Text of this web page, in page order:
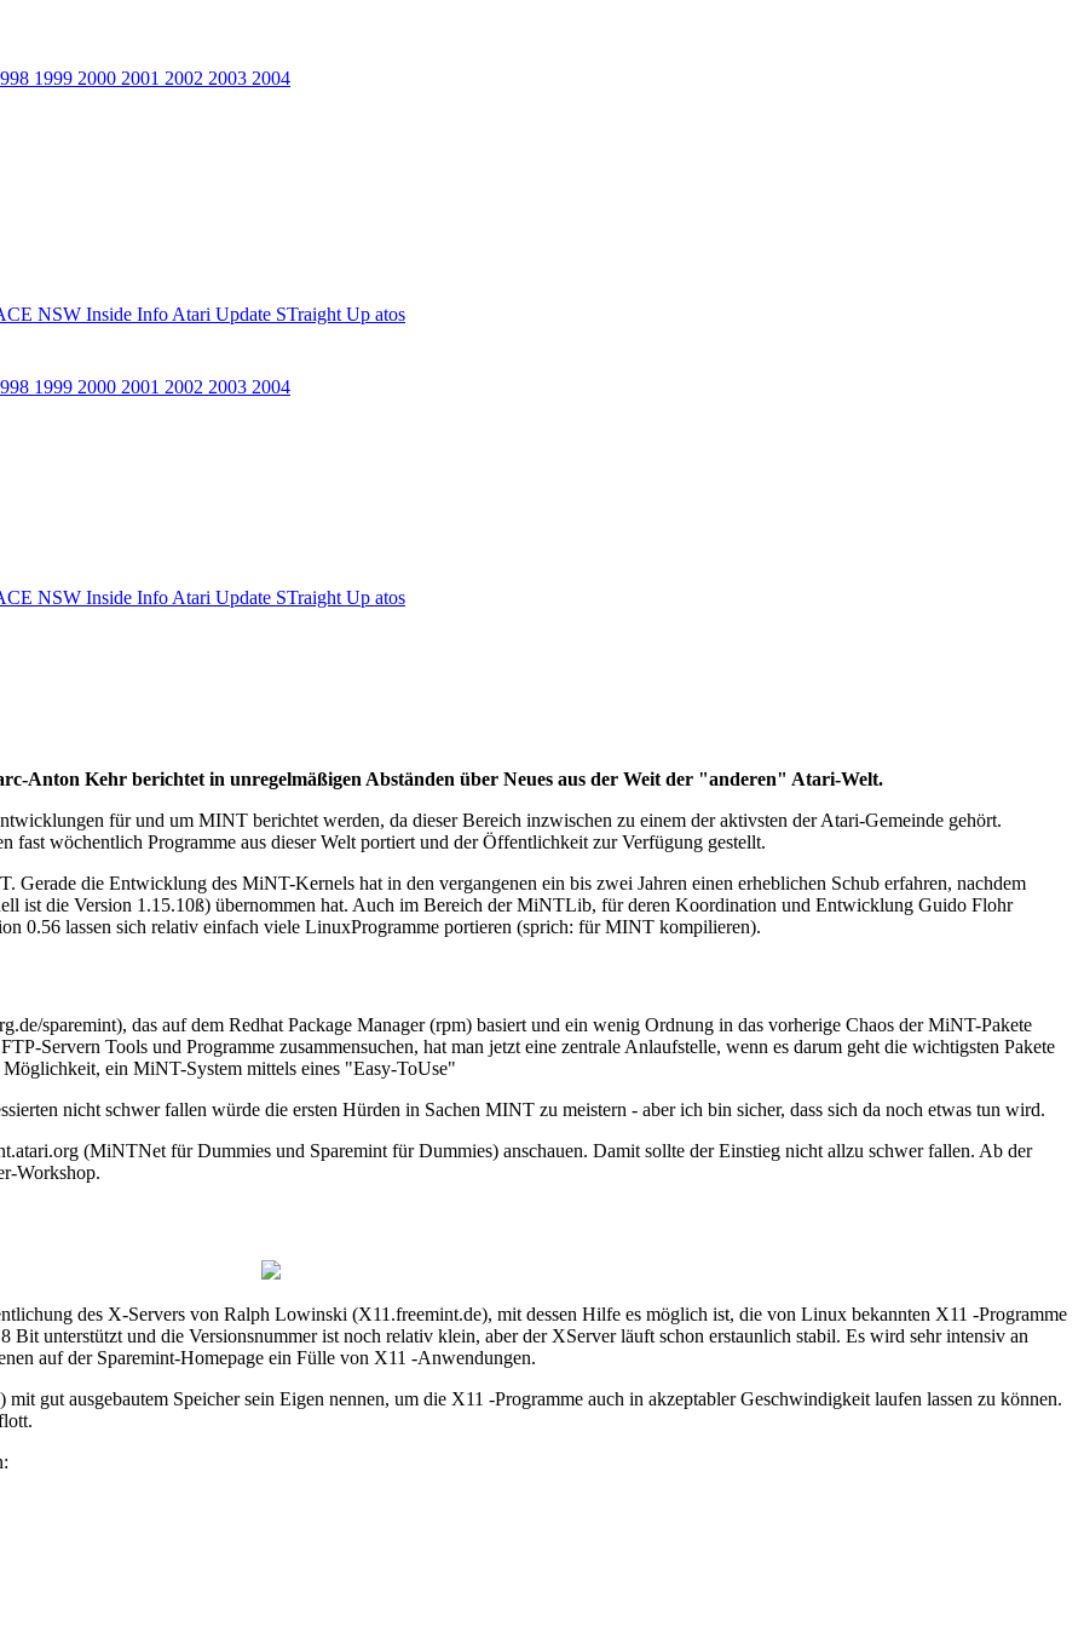
1999 2000 2001 2002 2003 2004
NSW Inside Info Atari Update STraight Up atos
1999 2000 2001 2002 2003 2004
NSW Inside Info Atari Update STraight Up atos
Anton Kehr berichtet in unregelmäßigen Abständen über Neues aus der Weit der "anderen" Atari-Welt.
für und um MINT berichtet werden, da dieser Bereich inzwischen zu einem der aktivsten der Atari-Gemeinde gehört.
wöchentlich Programme aus dieser Welt portiert und der Öffentlichkeit zur Verfügung gestellt.
die Entwicklung des MiNT-Kernels hat in den vergangenen ein bis zwei Jahren einen erheblichen Schub erfahren, nachdem
ist die Version 1.15.10ß) übernommen hat. Auch im Bereich der MiNTLib, für deren Koordination und Entwicklung Guido Flohr
0.56 lassen sich relativ einfach viele LinuxProgramme portieren (sprich: für MINT kompilieren).
sparemint), das auf dem Redhat Package Manager (rpm) basiert und ein wenig Ordnung in das vorherige Chaos der MiNT-Pakete
Servern Tools und Programme zusammensuchen, hat man jetzt eine zentrale Anlaufstelle, wenn es darum geht die wichtigsten Pakete
ein MiNT-System mittels eines "Easy-ToUse"
nicht schwer fallen würde die ersten Hürden in Sachen MINT zu meistern - aber ich bin sicher, dass sich da noch etwas tun wird.
(MiNTNet für Dummies und Sparemint für Dummies) anschauen. Damit sollte der Einstieg nicht allzu schwer fallen. Ab der
Workshop.
des X-Servers von Ralph Lowinski (X11.freemint.de), mit dessen Hilfe es möglich ist, die von Linux bekannten X11 -Programme
unterstützt und die Versionsnummer ist noch relativ klein, aber der XServer läuft schon erstaunlich stabil. Es wird sehr intensiv an
auf der Sparemint-Homepage ein Fülle von X11 -Anwendungen.
gut ausgebautem Speicher sein Eigen nennen, um die X11 -Programme auch in akzeptabler Geschwindigkeit laufen lassen zu können.